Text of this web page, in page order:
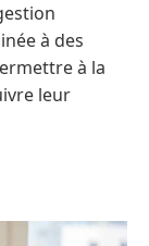
à des
à la
leur